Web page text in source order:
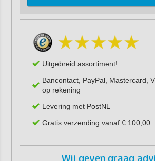
Uitgebreid assortiment!
Bancontact, PayPal, Mastercard,
op rekening
Levering met PostNL
Gratis verzending vanaf € 100,00